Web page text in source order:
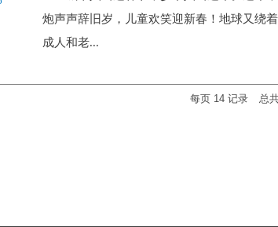
炮声声辞旧岁，儿童欢笑迎新春！地球又绕
成人和老...
每页 14 记录 总